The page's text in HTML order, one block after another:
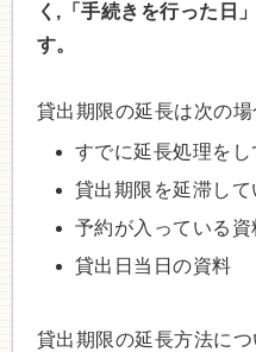
く,「手続きを行った日
す。
貸出期限の延長は次の場
すでに延長処理を
貸出期限を延滞し
予約が入っている資
貸出日当日の資料
貸出期限の延長方法に